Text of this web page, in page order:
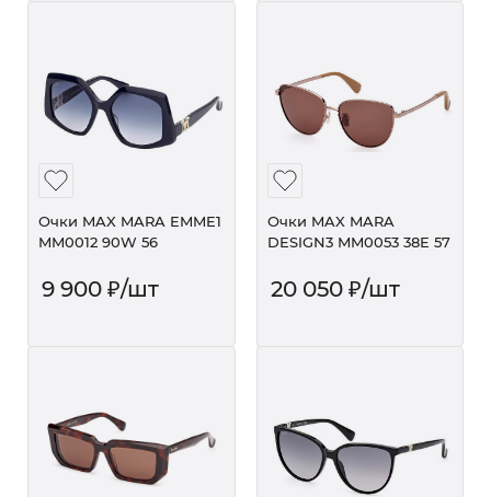
Очки MAX MARA EMME1
MM0012 90W 56
9 900 ₽/шт
Очки MAX MARA
DESIGN3 MM0053 38E 57
20 050₽/шт